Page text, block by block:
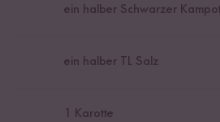
ein halber Schwarzer
ein halber TL Salz
1 Karotte